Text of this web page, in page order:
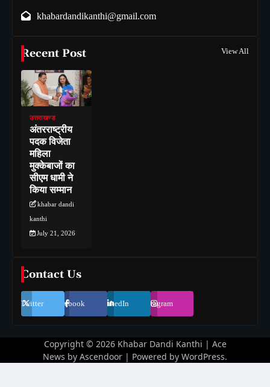
khabardandikanthi@gmail.com
Recent Post View All
उत्तराखण्ड
अंतरराष्ट्रीय
पदक विजेता
महिला
मुक्केबाजों का
सीएम धामी ने
किया सम्मान
khabar dandi
kanthi
July 21, 2026
Contact Us
Twitter Facebook LinkedIn Instagram
Copyright © 2026 Khabar Dandi Kanthi | Ace
News by Ascendoor | Powered by WordPress.